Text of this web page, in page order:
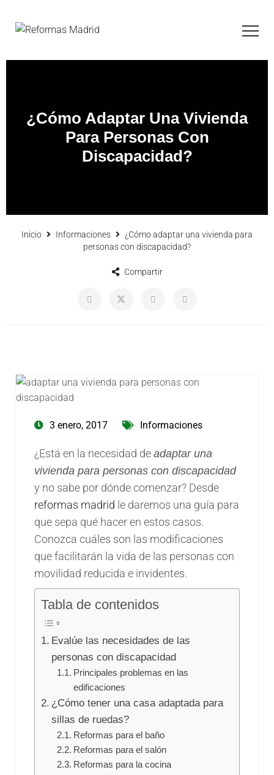
¿Cómo Adaptar Una Vivienda
Para Personas Con
Discapacidad?
Inicio Informaciones
¿Cómo adaptar una vivienda para
personas con discapacidad?
Compartir
3 enero, 2017 Informaciones
¿Está en la necesidad de adaptar una
vivienda para personas con discapacidad
y no sabe por dónde comenzar? Desde
reformas madrid le daremos una guía para
que sepa qué hacer en estos casos.
Conozca cuáles son las modificaciones
que facilitarán la vida de las personas con
movilidad reducida e invidentes.
Tabla de contenidos
Evalúe las necesidades de las
personas con discapacidad
Principales problemas en las
edificaciones
¿Cómo tener una casa adaptada para
sillas de ruedas?
Reformas para el baño
Reformas para el salón
Reformas para la cocina